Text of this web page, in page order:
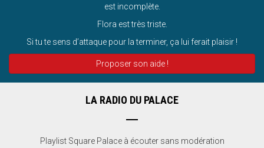
est incomplète.
Flora est très triste.
Si tu te sens d’attaque pour la terminer, ça lui ferait plaisir !
Proposer son aide !
LA RADIO DU PALACE
Playlist Square Palace à écouter sans modération